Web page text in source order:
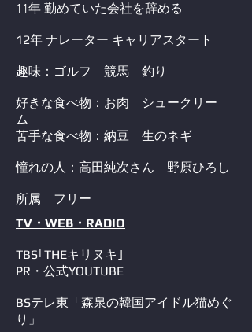
11年 勤めていた会社を辞める
12年 ナレーター キャリアスタート
趣味：ゴルフ 競馬 釣り
好きな食べ物：お肉 シュークリー
ム
苦手な食べ物：納豆 生のネギ
​憧れの人：高田純次さん 野原ひろし
所属 フリー
TV・WEB・RADIO
TBS｢THEキリヌキ｣
PR・ ​公式YOUTUBE
BSテレ東「森泉の韓国アイドル猫めぐ
り」